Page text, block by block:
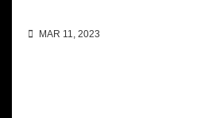
MAR 11, 2023